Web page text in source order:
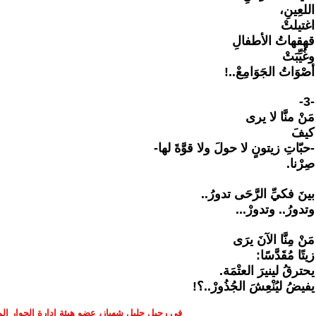
اللعِينِ،
اغتيلتْ
قهقهاتُ الأطفالِ
وغُيِّبَتْ
أصْوَاتُ الجَوَامِعْ..!
-3-
مَنْ منَّا لا يرى
كيفَ
-حبّاتِ زيتونٍ لا حولَ ولا قوَّةَ لها-
صِرْنا.
بينَ فكيِّ الرَّحَى تدورُ..
وتدورُ.. وتدورْ...
مَنْ مِنَّا الآنَ يرَى
زيتًا مُقَدَّسًا:
يحترقُ لينيرَ العتْمَة.
يفيضُ ليُنْعِشَ الجُذُورْ..؟!
في رحيل جليل شهباز، عضو هيئة إدارة الحوار